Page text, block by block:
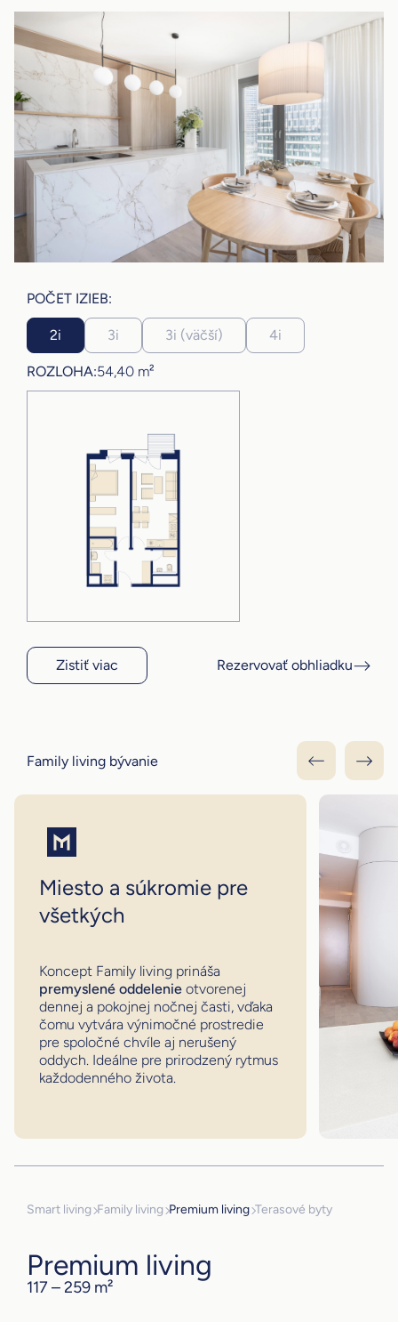
POČET IZIEB:
2i 3i 3i (väčší) 4i
ROZLOHA:54,40 m²
Zistiť viac Rezervovať obhliadku
Family living bývanie
Miesto a súkromie pre
všetkých
Koncept Family living prináša
premyslené oddelenie otvorenej
dennej a pokojnej nočnej časti, vďaka
čomu vytvára výnimočné prostredie
pre spoločné chvíle aj nerušený
oddych. Ideálne pre prirodzený rytmus
každodenného života.
Smart living Family living Premium living Terasové byty
Premium living
117 – 259 m²